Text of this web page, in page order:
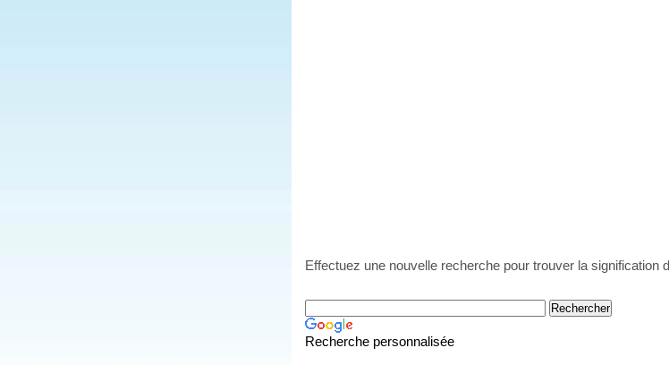
Effectuez une nouvelle recherche pour trouver la signification
Recherche personnalisée